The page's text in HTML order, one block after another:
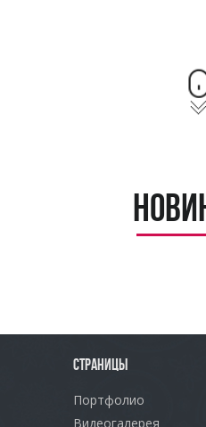
СТРАНИЦЫ
Портфолио
Видеогалерея